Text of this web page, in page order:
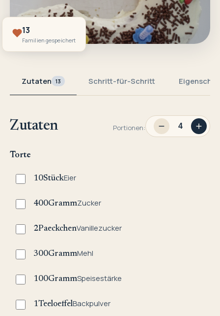
13
Familien gespeichert
Zutaten 13 Schritt-für-Schritt
Zutaten Portionen:
Torte
10StückEier
400GrammZucker
2PaeckchenVanillezucker
300GrammMehl
100GrammSpeisestärke
1TeeloeffelBackpulver